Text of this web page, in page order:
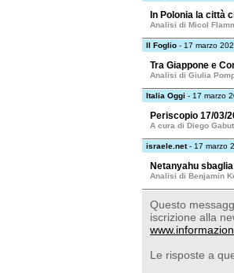
In Polonia la città
Analisi di Micol
Il Foglio - 17 marzo
Tra Giappone e
Analisi di Giulia
Italia Oggi - 17 marzo
Periscopio 17/03/
A cura di Diego
israele.net- 17 marzo
Netanyahu
Analisi di Benjamin
Questo
iscrizione alla
Le risposte a